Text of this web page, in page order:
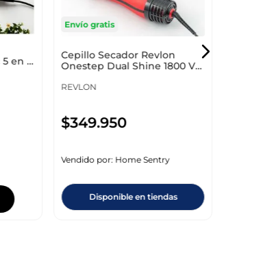
en 1
Envío gratis
Cepillo Secador Revlon
Onestep Dual Shine 1800 V
REVLON
$349.950
Vendido por: Home Sentry
Disponible en tiendas